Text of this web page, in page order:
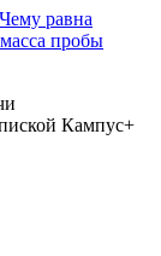
равна
пробы
Кампус+